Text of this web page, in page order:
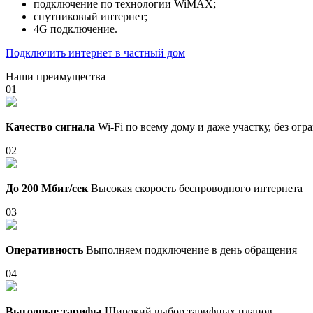
подключение по технологии WiMAX;
спутниковый интернет;
4G подключение.
Подключить интернет в частный дом
Наши преимущества
01
Качество сигнала Wi-Fi по всему дому и даже участку, без
02
До 200 Мбит/сек Высокая скорость беспроводного интернета
03
Оперативность Выполняем подключение в день обращения
04